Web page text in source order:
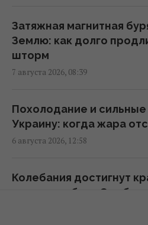
02:56 суббота, 08 августа 2026
Мелони отреагировала
Испании о проведении
02:23 суббота, 08 августа 2026
Саудовская Аравия,
обороне, – Reuters
01:44 суббота, 08 августа 2026
Затяжная магнитная
Землю: как долго
шторм
7 августа 2026, 08:39
Похолодание и
Украину: когда жара
6 августа 2026, 12:58
Колебания достигнут
магнитная буря G1